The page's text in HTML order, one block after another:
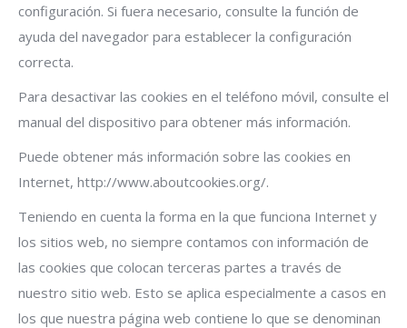
configuración. Si fuera necesario, consulte la función de
ayuda del navegador para establecer la configuración
correcta.
Para desactivar las cookies en el teléfono móvil, consulte el
manual del dispositivo para obtener más información.
Puede obtener más información sobre las cookies en
Internet, http://www.aboutcookies.org/.
Teniendo en cuenta la forma en la que funciona Internet y
los sitios web, no siempre contamos con información de
las cookies que colocan terceras partes a través de
nuestro sitio web. Esto se aplica especialmente a casos en
los que nuestra página web contiene lo que se denominan